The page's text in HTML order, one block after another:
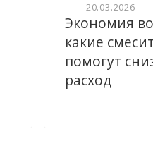
— 20.03.2026
Экономия
какие
помогут
расход